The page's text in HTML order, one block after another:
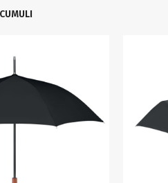
CUMULI